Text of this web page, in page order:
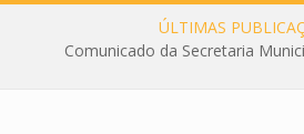
ÚLTIMAS
Comunicado da Secretaria